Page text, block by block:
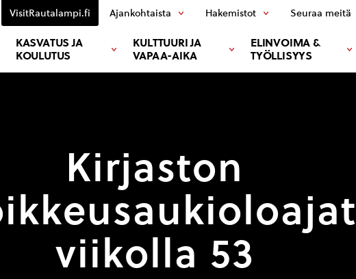
KASVATUS JA
KOULUTUS
KULTTUURI JA
VAPAA-AIKA
ELINVOIMA &
TYÖLLISYYS
VisitRautalampi.fi Ajankohtaista Hakemistot Seuraa meitä
Kirjaston
viikolla 53